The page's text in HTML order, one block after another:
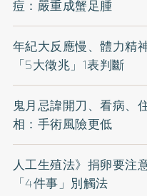
痘：嚴重成蟹足腫
年紀大反應慢、體力精
「5大徵兆」1表判斷
鬼月忌諱開刀、看病、
相：手術風險更低
人工生殖法》捐卵要注
「4件事」別觸法